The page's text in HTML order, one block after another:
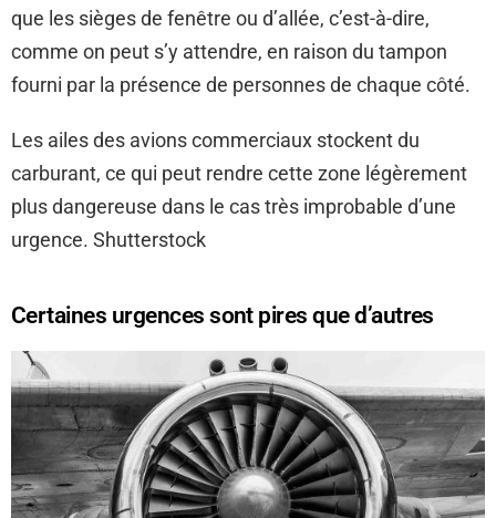
que les sièges de fenêtre ou d’allée, c’est-à-dire,
comme on peut s’y attendre, en raison du tampon
fourni par la présence de personnes de chaque côté.
Les ailes des avions commerciaux stockent du
carburant, ce qui peut rendre cette zone légèrement
plus dangereuse dans le cas très improbable d’une
urgence. Shutterstock
Certaines urgences sont pires que d’autres